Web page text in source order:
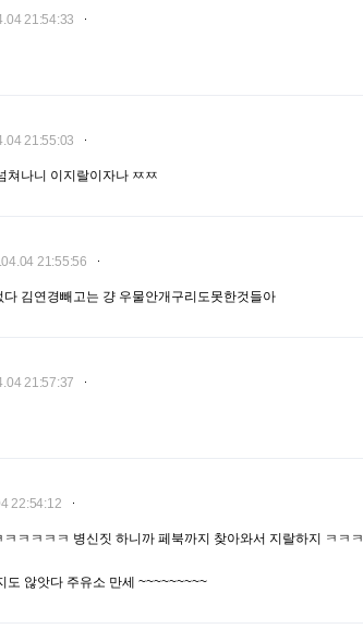
21:54:33
21:55:03
쳐나니 이지랄이자나 ㅉㅉ
21:55:56
김연경빼고는 걍 우물안개구리도못한것들아
21:57:37
22:54:12
ㅋㅋㅋㅋ 병신짓 하니까 페북까지 찾아와서 지랄하지 ㅋㅋㅋ
도 않앗다 주유소 만세 ~~~~~~~~~